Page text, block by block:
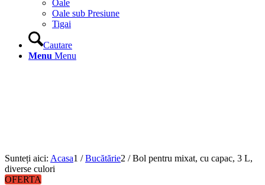
Oale
Oale sub Presiune
Tigai
Cautare
Menu Menu
Sunteți aici: Acasa1 / Bucătărie2 / Bol pentru mixat, cu capac, 3 L,
diverse culori
OFERTA